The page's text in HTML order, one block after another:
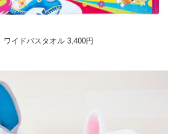
ワイドバスタオル 3,400円